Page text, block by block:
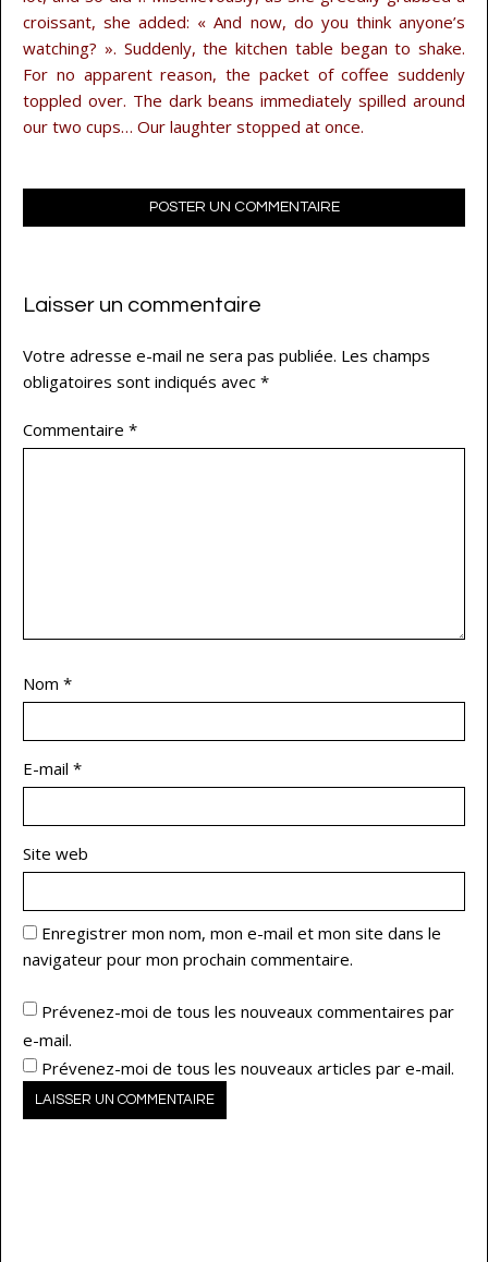
croissant, she added: « And now, do you think anyone’s
watching? ». Suddenly, the kitchen table began to shake.
For no apparent reason, the packet of coffee suddenly
toppled over. The dark beans immediately spilled around
our two cups… Our laughter stopped at once.
POSTER UN COMMENTAIRE
Laisser un commentaire
Votre adresse e-mail ne sera pas publiée. Les champs
obligatoires sont indiqués avec *
Commentaire *
Nom *
E-mail *
Site web
Enregistrer mon nom, mon e-mail et mon site dans le
navigateur pour mon prochain commentaire.
Prévenez-moi de tous les nouveaux commentaires par
e-mail.
Prévenez-moi de tous les nouveaux articles par e-mail.